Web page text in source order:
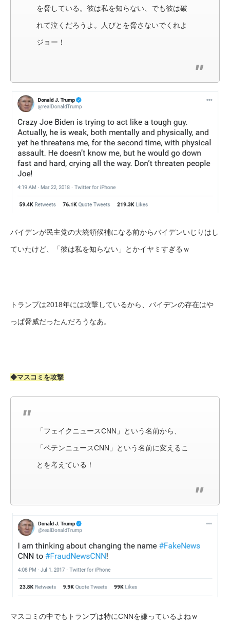
を脅している。彼は私を知らない、でも彼は破
れて泣くだろうよ。人びとを脅さないでくれよ
ジョー！
バイデンが民主党の大統領候補になる前からバイデンいじりはし
ていたけど、「彼は私を知らない」とかイヤミすぎるｗ
トランプは2018年には攻撃しているから、バイデンの存在はや
っぱ脅威だったんだろうなあ。
◆マスコミを攻撃
「フェイクニュースCNN」という名前から、
「ペテンニュースCNN」という名前に変えるこ
とを考えている！
マスコミの中でもトランプは特にCNNを嫌っているよねｗ